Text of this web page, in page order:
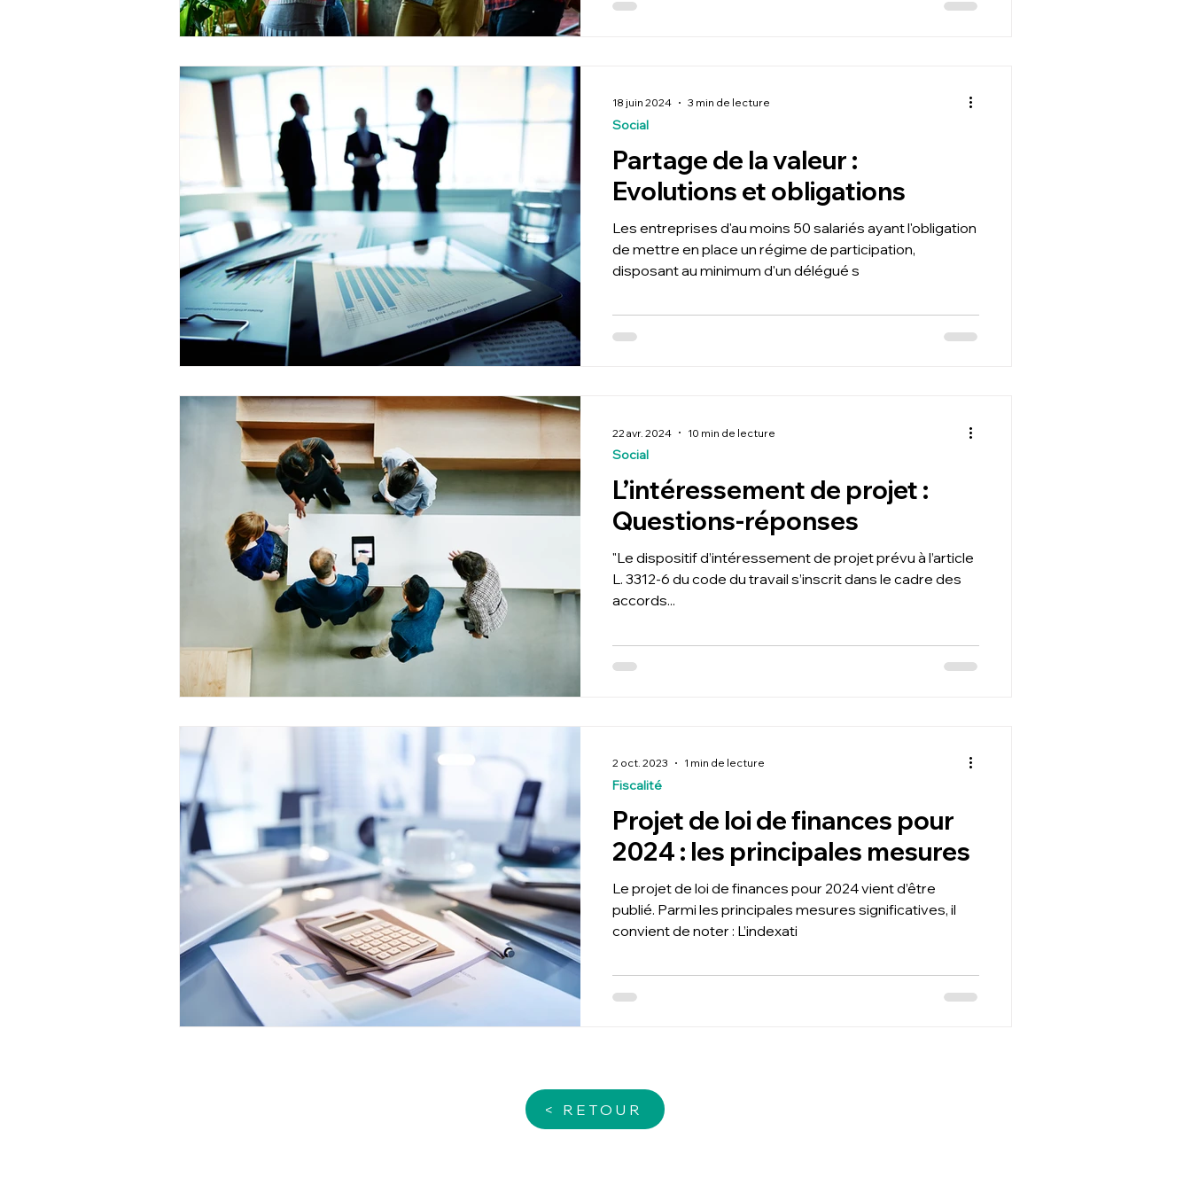
Partage de la valeur :
Evolutions et obligations
Les entreprises d'au moins 50 salariés ayant l'obligation
de mettre en place un régime de participation,
disposant au minimum d'un délégué s
Social
18 juin 2024 3 min de lecture
L’intéressement de projet :
Questions-réponses
"Le dispositif d’intéressement de projet prévu à l’article
L. 3312-6 du code du travail s’inscrit dans le cadre des
accords...
Social
22 avr. 2024 10 min de lecture
Projet de loi de finances pour
2024 : les principales mesures
Le projet de loi de finances pour 2024 vient d’être
publié. Parmi les principales mesures significatives, il
convient de noter : L’indexati
Fiscalité
2 oct. 2023 1 min de lecture
< RETOUR